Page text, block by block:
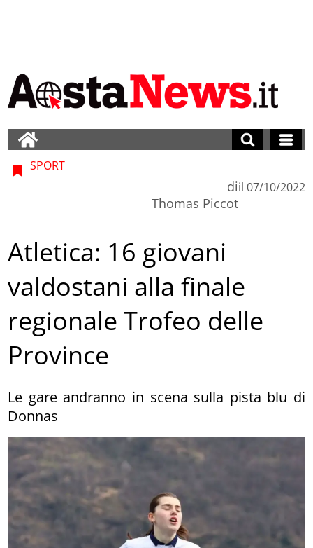
SPORT
di
Thomas Piccot
il 07/10/2022
Atletica: 16 giovani
valdostani alla finale
regionale Trofeo delle
Province
Le gare andranno in scena sulla pista blu di
Donnas